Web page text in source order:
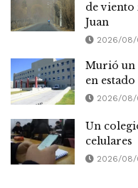
de viento
Juan
2026/08/
Murió un
en
2026/08/
Un
celulares
2026/08/